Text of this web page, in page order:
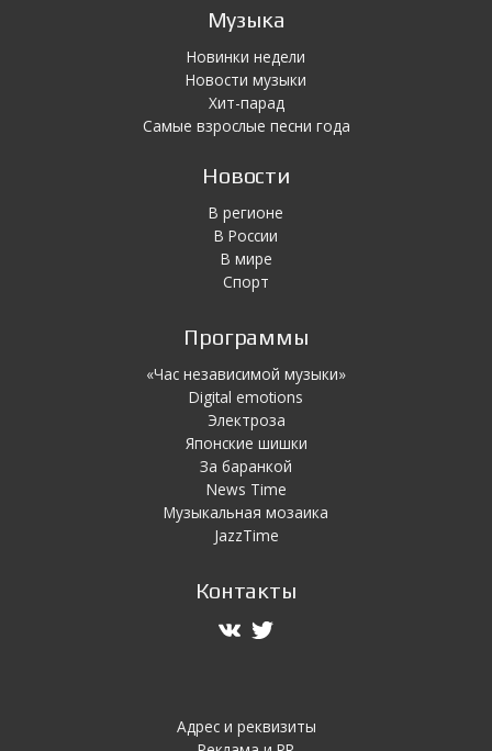
Музыка
Новинки недели
Новости музыки
Хит-парад
Самые взрослые песни года
Новости
В регионе
В России
В мире
Спорт
Программы
«Час независимой музыки»
Digital emotions
Электроза
Японскиe шишки
За баранкой
News Time
Музыкальная мозаика
JazzTime
Контакты
Адрес и реквизиты